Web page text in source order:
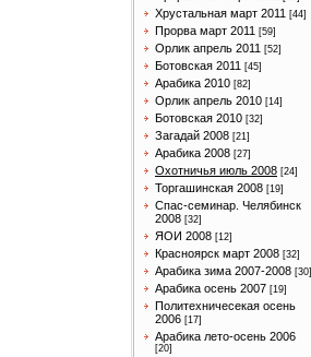
Хрустальная март 2011 [44]
Прорва март 2011 [59]
Орлик апрель 2011 [52]
Ботовская 2011 [45]
Арабика 2010 [82]
Орлик апрель 2010 [14]
Ботовская 2010 [32]
Загадай 2008 [21]
Арабика 2008 [27]
Охотничья июль 2008 [24]
Торгашинская 2008 [19]
Спас-семинар. Челябинск
2008 [32]
ЯОИ 2008 [12]
Красноярск март 2008 [32]
Арабика зима 2007-2008 [30]
Арабика осень 2007 [19]
Политехничесекая осень
2006 [17]
Арабика лето-осень 2006
[20]